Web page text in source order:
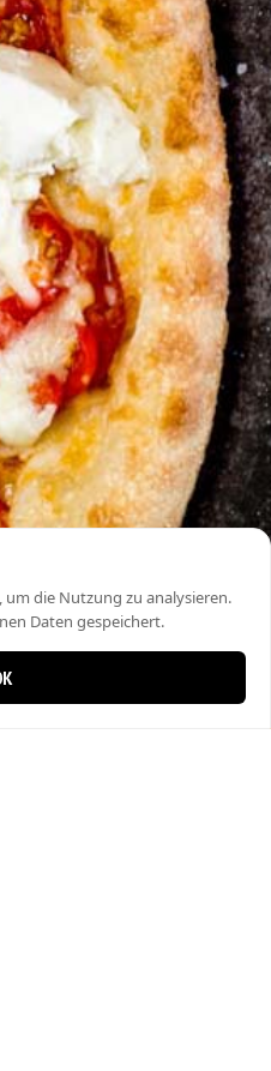
um die Nutzung zu analysieren.
Daten gespeichert.